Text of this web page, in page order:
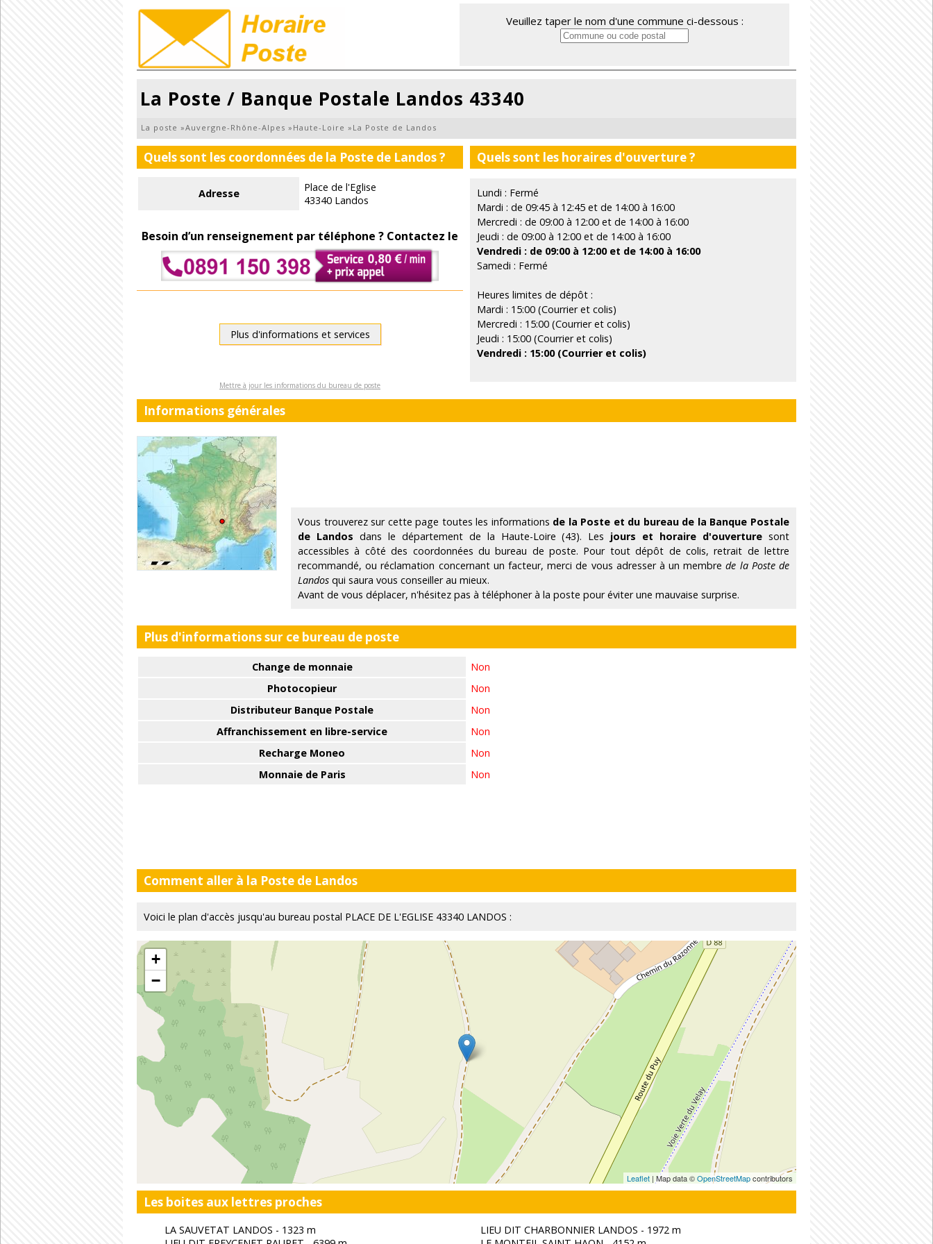
Veuillez taper le nom d'une commune ci-dessous :
La Poste / Banque Postale Landos 43340
La poste »Auvergne-Rhône-Alpes » Haute-Loire » La Poste de Landos
Quels sont les coordonnées de la Poste de Landos ?
Adresse
Place de l'Eglise
43340 Landos
Besoin d’un renseignement par téléphone ? Contactez le
Plus d'informations et services
Mettre à jour les informations du bureau de poste
Quels sont les horaires d'ouverture ?
Lundi : Fermé
Mardi : de 09:45 à 12:45 et de 14:00 à 16:00
Mercredi : de 09:00 à 12:00 et de 14:00 à 16:00
Jeudi : de 09:00 à 12:00 et de 14:00 à 16:00
Vendredi : de 09:00 à 12:00 et de 14:00 à 16:00
Samedi : Fermé
Heures limites de dépôt :
Mardi : 15:00 (Courrier et colis)
Mercredi : 15:00 (Courrier et colis)
Jeudi : 15:00 (Courrier et colis)
Vendredi : 15:00 (Courrier et colis)
Informations générales
Vous trouverez sur cette page toutes les informations de la Poste et du bureau de la Banque Postale
de Landos dans le département de la Haute-Loire (43). Les jours et horaire d'ouverture sont
accessibles à côté des coordonnées du bureau de poste. Pour tout dépôt de colis, retrait de lettre
recommandé, ou réclamation concernant un facteur, merci de vous adresser à un membrede la Poste de
Landos qui saura vous conseiller au mieux.
Avant de vous déplacer, n'hésitez pas à téléphoner à la poste pour éviter une mauvaise surprise.
Plus d'informations sur ce bureau de poste
Change de monnaie
Non
Photocopieur
Non
Distributeur Banque Postale
Non
Affranchissement en libre-service
Non
Recharge Moneo
Non
Monnaie de Paris
Non
Comment aller à la Poste de Landos
Voici le plan d'accès jusqu'au bureau postal PLACE DE L'EGLISE 43340 LANDOS :
+
−
Leaflet | Map data ©OpenStreetMapcontributors
Les boites aux lettres proches
LA SAUVETAT LANDOS - 1323 m
LIEU DIT CHARBONNIER LANDOS - 1972 m